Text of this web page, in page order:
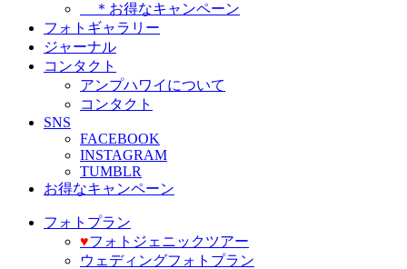
＊お得なキャンペーン
フォトギャラリー
ジャーナル
コンタクト
アンプハワイについて
コンタクト
SNS
FACEBOOK
INSTAGRAM
TUMBLR
お得なキャンペーン
フォトプラン
♥️フォトジェニックツアー
ウェディングフォトプラン